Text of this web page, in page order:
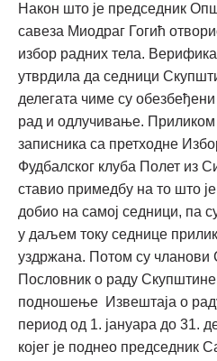
Након што је председник
савеза Миодраг Гогић
избор радних тела.
утврдила да седници
делегата чиме су
рад и одлучивање.
записника са претходне
Фудбалског клуба Полет из
ставио примедбу на то што
добио на самој седници, па
у даљем току седнице
уздржана. Потом су чланови
Пословник о раду
подношење Извештаја о
период од 1. јануара до 31.
којег је поднео председник